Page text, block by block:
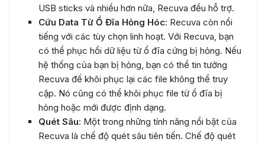
USB sticks và nhiều hơn nữa, Recuva đều hỗ trợ.
Cứu Data Từ Ổ Đĩa Hỏng Hóc: Recuva còn nổi
tiếng với các tùy chọn linh hoạt. Với Recuva, bạn
có thể phục hồi dữ liệu từ ổ đĩa cứng bị hỏng. Nếu
hệ thống của bạn bị hỏng, bạn có thể tin tưởng
Recuva để khôi phục lại các file không thể truy
cập. Nó cũng có thể khôi phục file từ ổ đĩa bị
hỏng hoặc mới được định dạng.
Quét Sâu: Một trong những tính năng nổi bật của
Recuva là chế độ quét sâu tiên tiến. Chế độ quét